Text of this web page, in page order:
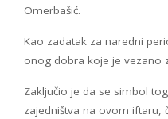
Omerbašić.
Kao zadatak za naredni
onog dobra koje je vezano
Zaključio je da se simbol
zajedništva na ovom iftaru,